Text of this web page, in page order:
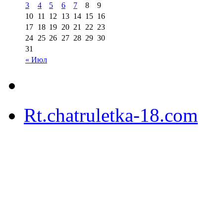
« Июл
3
4 5 6 7 8
9
10 11 12 13 14 15 16
17 18 19 20 21 22 23
24 25 26 27 28 29 30
31
Rt.chatruletka-18.com